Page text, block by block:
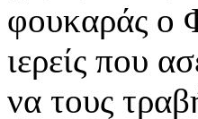
φουκαράς ο
ιερείς που
να τους